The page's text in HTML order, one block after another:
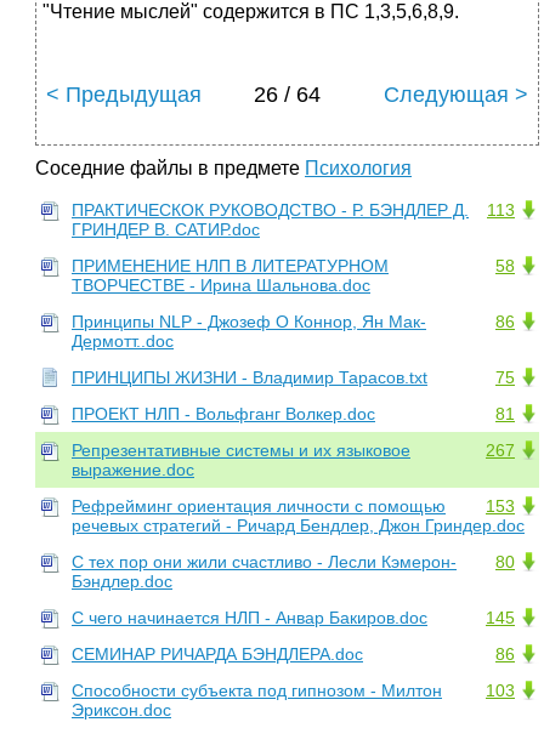
"Чтение мыслей" содержится в ПС 1,3,5,6,8,9.
< Предыдущая 26 / 64 Следующая >
Соседние файлы в предмете Психология
113
ПРАКТИЧЕСКОК РУКОВОДСТВО - Р. БЭНДЛЕР Д.
ГРИНДЕР В. САТИР.doc
58
ПРИМЕHЕHИЕ HЛП В ЛИТЕРАТУРHОМ
ТВОРЧЕСТВЕ - Иpина Шальнова.doc
86
Принципы NLP - Джозеф О Коннор, Ян Мак-
Дермотт..doc
75
ПРИНЦИПЫ ЖИЗНИ - Владимир Тарасов.txt
81
ПРОЕКТ НЛП - Вольфганг Волкер.doc
267
Репрезентативные системы и их языковое
выражение.doc
153
Рефрейминг ориентация личности с помощью
речевых стратегий - Ричард Бендлер, Джон Гриндер.doc
80
С тех пор они жили счастливо - Лесли Кэмерон-
Бэндлер.doc
145
С чего начинается НЛП - Анвар Бакиров.doc
86
СЕМИНАР РИЧАРДА БЭНДЛЕРА.doc
103
Способности субъекта под гипнозом - Милтон
Эриксон.doc